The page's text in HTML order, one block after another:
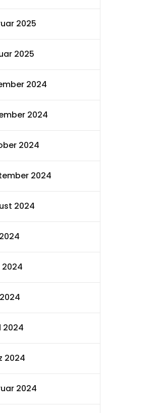
2025
2025
2024
2024
2024
2024
2024
2024
2024
2024